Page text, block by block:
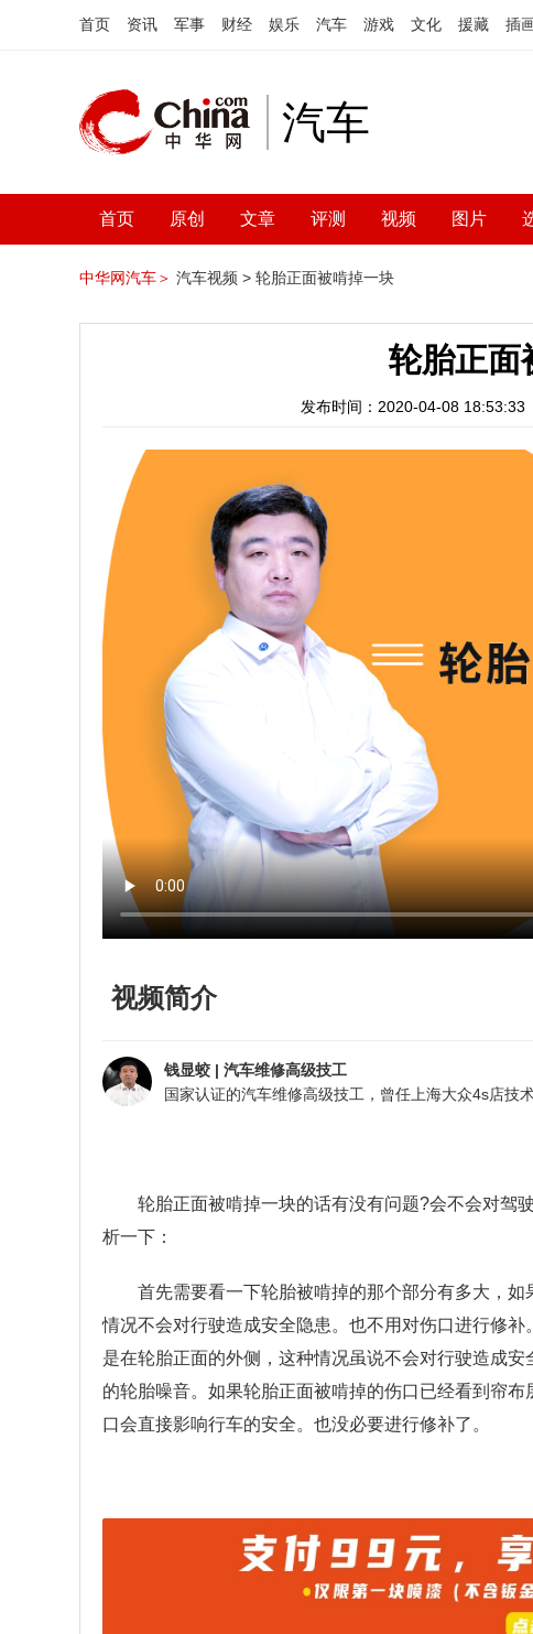
首页 资讯 军事 财经 娱乐 汽车 游戏 文化 援藏 插
汽车
首页 原创 文章 评测 视频 图片
中华网汽车＞ 汽车视频 > 轮胎正面被啃掉一块
轮胎正面
发布时间：2020-04-08 18:53:33
视频简介
钱显蛟 | 汽车维修高级技工
轮胎正面被啃掉一块的话有没有问题?会不会对驾
析一下：
首先需要看一下轮胎被啃掉的那个部分有多大，
情况不会对行驶造成安全隐患。也不用对伤口进行修
是在轮胎正面的外侧，这种情况虽说不会对行驶造成
的轮胎噪音。如果轮胎正面被啃掉的伤口已经看到帘
口会直接影响行车的安全。也没必要进行修补了。